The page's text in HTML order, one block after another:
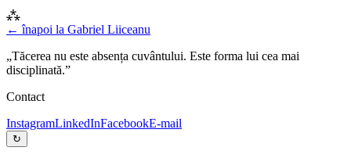
⁂
← înapoi la Gabriel Liiceanu
„Tăcerea nu este absența cuvântului. Este forma lui cea mai
disciplinată.”
Contact
InstagramLinkedInFacebookE-mail
↻